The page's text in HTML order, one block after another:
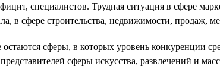
специалистов. Трудная ситуация в сфере
в сфере строительства, недвижимости, продаж,
сферы, в которых уровень конкуренции
сферы искусства, развлечений и